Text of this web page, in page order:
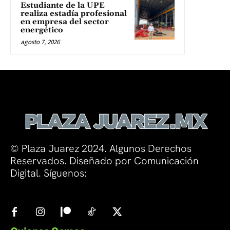
Estudiante de la UPE
realiza estadía profesional
en empresa del sector
energético
agosto 7, 2026
© Plaza Juarez 2024. Algunos Derechos
Reservados. Diseñado por Comunicación
Digital. Síguenos: